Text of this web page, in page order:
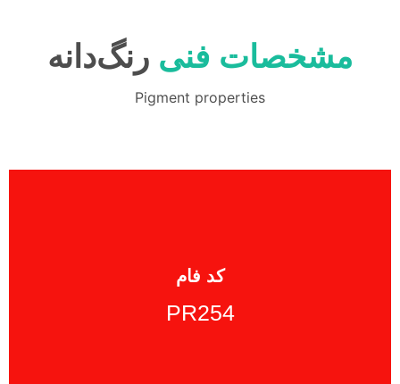
مشخصات فنی رنگ‌دانه
Pigment properties
کد فام
PR254
Color Index
PR254